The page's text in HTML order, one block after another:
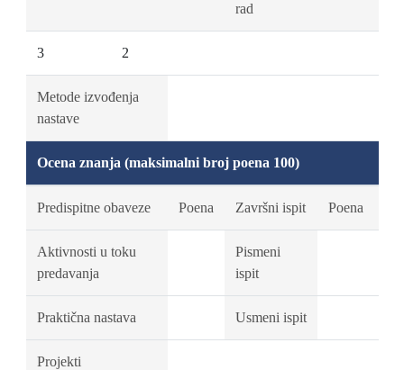
rad
3 2
Metode izvođenja
nastave
Ocena znanja (maksimalni broj poena 100)
Predispitne obaveze Poena Završni ispit Poena
Aktivnosti u toku
predavanja
Pismeni
ispit
Praktična nastava Usmeni ispit
Projekti